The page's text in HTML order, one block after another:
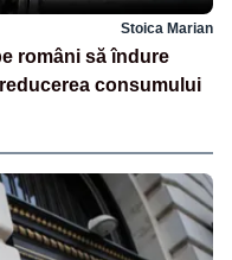
Stoica Marian
români să îndure
consumului